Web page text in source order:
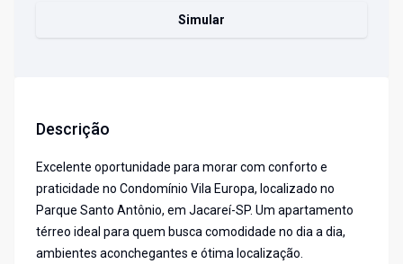
Simular
Descrição
Excelente oportunidade para morar com conforto e
praticidade no Condomínio Vila Europa, localizado no
Parque Santo Antônio, em Jacareí-SP. Um apartamento
térreo ideal para quem busca comodidade no dia a dia,
ambientes aconchegantes e ótima localização.